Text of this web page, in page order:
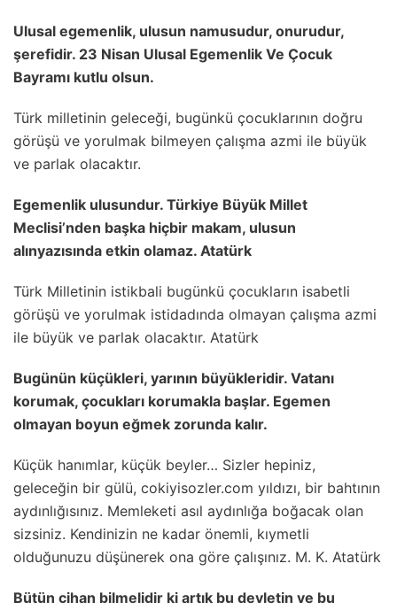
Ulusal egemenlik, ulusun namusudur, onurudur,
şerefidir. 23 Nisan Ulusal Egemenlik Ve Çocuk
Bayramı kutlu olsun.
Türk milletinin geleceği, bugünkü çocuklarının doğru
görüşü ve yorulmak bilmeyen çalışma azmi ile büyük
ve parlak olacaktır.
Egemenlik ulusundur. Türkiye Büyük Millet
Meclisi’nden başka hiçbir makam, ulusun
alınyazısında etkin olamaz. Atatürk
Türk Milletinin istikbali bugünkü çocukların isabetli
görüşü ve yorulmak istidadında olmayan çalışma azmi
ile büyük ve parlak olacaktır. Atatürk
Bugünün küçükleri, yarının büyükleridir. Vatanı
korumak, çocukları korumakla başlar. Egemen
olmayan boyun eğmek zorunda kalır.
Küçük hanımlar, küçük beyler… Sizler hepiniz,
geleceğin bir gülü, cokiyisozler.com yıldızı, bir bahtının
aydınlığısınız. Memleketi asıl aydınlığa boğacak olan
sizsiniz. Kendinizin ne kadar önemli, kıymetli
olduğunuzu düşünerek ona göre çalışınız. M. K. Atatürk
Bütün cihan bilmelidir ki artık bu devletin ve bu